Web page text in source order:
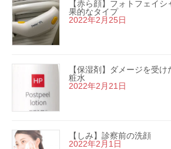
【赤ら顔】フォトフェイ
果的なタイプ
2022年2月25日
【保湿剤】ダメージを受
粧水
2022年2月21日
【しみ】診察前の洗顔
2022年2月1日